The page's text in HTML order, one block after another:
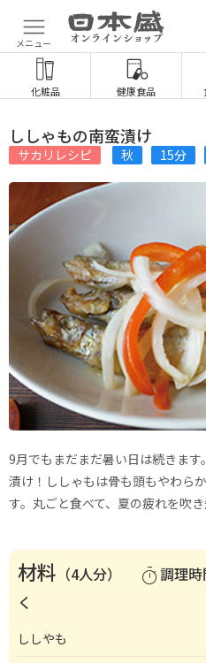
メニュー
化粧品 健康食品
ししゃもの南蛮漬け
サカリレシピ 秋 15分
9月でもまだまだ暑い日は続きま
漬け！ししゃもは骨も頭もやわら
す。丸ごと食べて、夏の疲れを吹
材料 （4人分） timer調理
く
ししやも